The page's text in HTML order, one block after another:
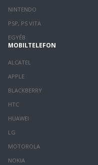
NINTENDO
PSP, PS VITA
EGYÉB
MOBILTELEFON
ALCATEL
APPLE
BLACKBERRY
HTC
HUAWEI
LG
MOTOROLA
NOKIA